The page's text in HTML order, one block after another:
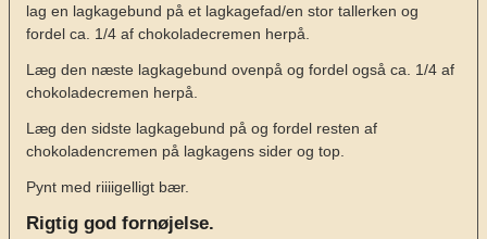
lag en lagkagebund på et lagkagefad/en stor tallerken og
fordel ca. 1/4 af chokoladecremen herpå.
Læg den næste lagkagebund ovenpå og fordel også ca. 1/4 af
chokoladecremen herpå.
Læg den sidste lagkagebund på og fordel resten af
chokoladencremen på lagkagens sider og top.
Pynt med riiiigelligt bær.
Rigtig god fornøjelse.